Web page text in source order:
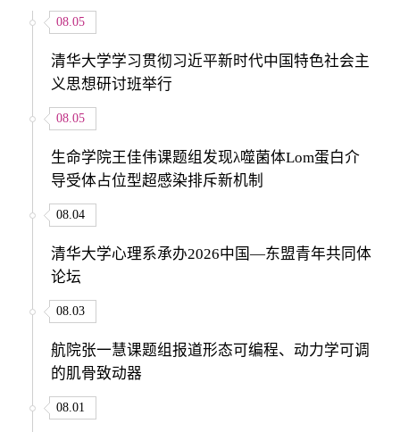
08.05
清华大学学习贯彻习近平新时代中国特色社会主
义思想研讨班举行
08.05
生命学院王佳伟课题组发现λ噬菌体Lom蛋白介
导受体占位型超感染排斥新机制
08.04
清华大学心理系承办2026中国—东盟青年共同体
论坛
08.03
航院张一慧课题组报道形态可编程、动力学可调
的肌骨致动器
08.01